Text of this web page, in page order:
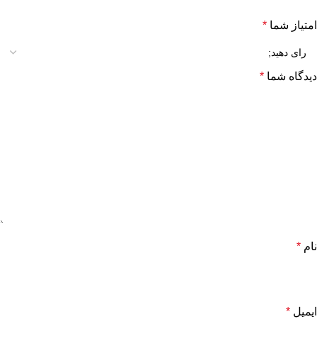
امتیاز شما *
دیدگاه شما *
نام *
ایمیل *